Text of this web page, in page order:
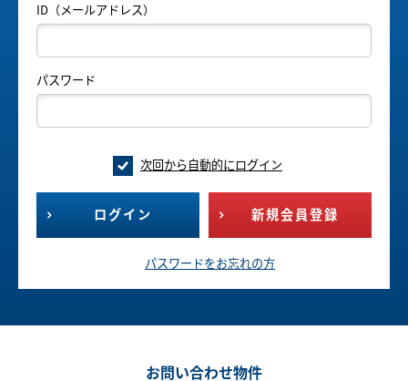
ID（メールアドレス）
パスワード
次回から自動的にログイン
ログイン 新規会員登録
パスワードをお忘れの方
お問い合わせ物件